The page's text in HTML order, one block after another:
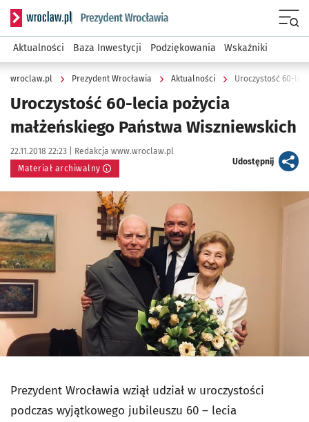
Serwis informacyjny wroclaw.pl podserwis: Prezydent
Aktualności Baza Inwestycji Podziękowania Wskaźniki
wroclaw.pl Prezydent Wrocławia Aktualności Uroczystość 60-
Uroczystość 60-lecia pożycia
małżeńskiego Państwa Wiszniewskich
Data publikacji:
22.11.2018 22:23 | Autor:
Redakcja www.wroclaw.pl
Materiał archiwalny
Udostępnijartykuł
Kliknij, aby powiększyć
Prezydent Wrocławia wziął udział w uroczystości
podczas wyjątkowego jubileuszu 60 – lecia